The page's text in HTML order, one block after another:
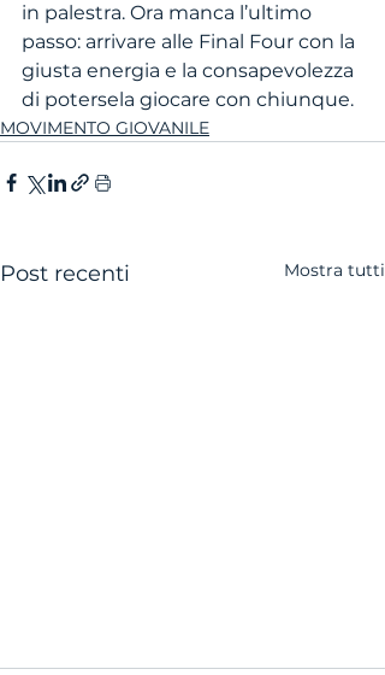
in palestra. Ora manca l’ultimo
passo: arrivare alle Final Four con la
giusta energia e la consapevolezza
di potersela giocare con chiunque.
MOVIMENTO GIOVANILE
Post recenti Mostra tutti